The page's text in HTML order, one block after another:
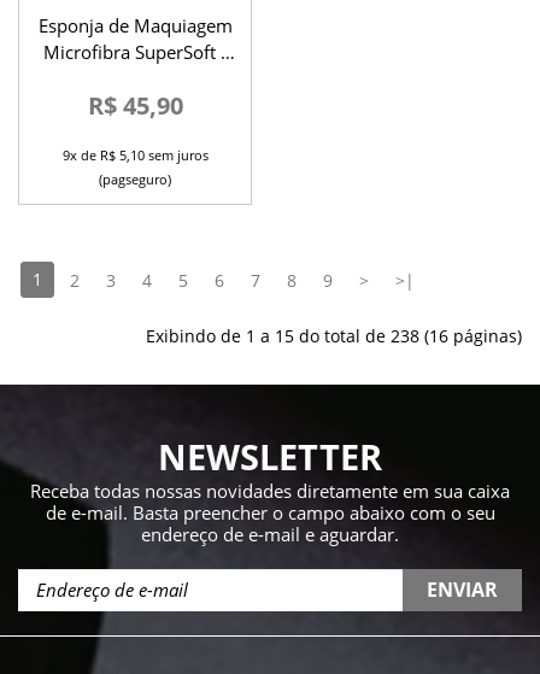
Esponja de Maquiagem
Microfibra SuperSoft -
R$ 45,90
9x de R$ 5,10 sem juros
(pagseguro)
1 2 3 4 5 6 7 8 9 > >|
Exibindo de 1 a 15 do total de 238 (16 páginas)
NEWSLETTER
Receba todas nossas novidades diretamente em sua caixa
de e-mail. Basta preencher o campo abaixo com o seu
endereço de e-mail e aguardar.
ENVIAR